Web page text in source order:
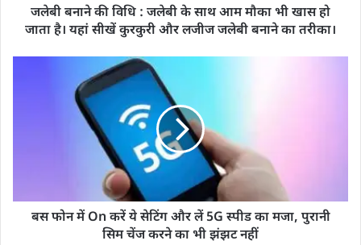
जलेबी बनाने की व‍िधि : जलेबी के साथ आम मौका भी खास हो
जाता है। यहां सीखें कुरकुरी और लजीज जलेबी बनाने का तरीका।
बस फोन में On करें ये सेटिंग और लें 5G स्पीड का मजा, पुरानी
सिम चेंज करने का भी झंझट नहीं